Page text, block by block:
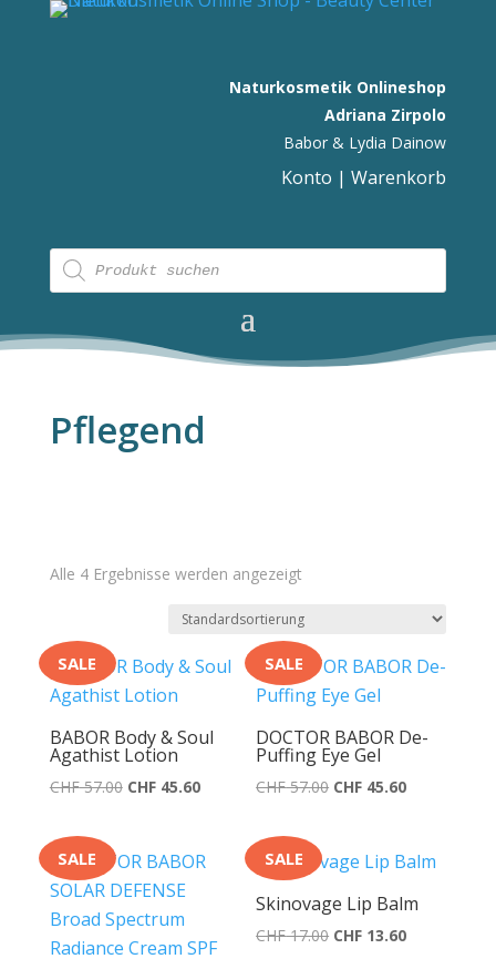
Naturkosmetik Onlineshop
Adriana Zirpolo
Babor & Lydia Dainow
Konto |Warenkorb
Products
search
Pflegend
Alle 4 Ergebnisse werden angezeigt
SALE
BABOR Body & Soul
Agathist Lotion
CHF57.00 Ursprünglicher
CHF 57.00
CHF45.60Aktueller
CHF 45.60.
SALE
DOCTOR BABOR De-
Puffing Eye Gel
CHF57.00 Ursprünglicher
CHF 57.00
CHF 45.60Aktueller
CHF 45.60.
SALE SALE
Skinovage Lip Balm
CHF17.00 Ursprünglicher
CHF 13.60Aktueller